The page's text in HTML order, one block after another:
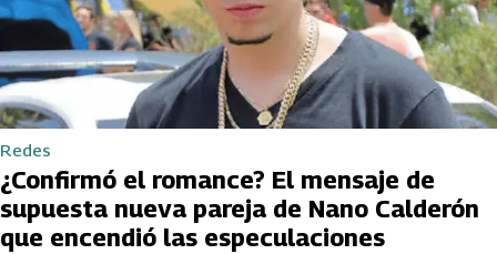
Redes
¿Confirmó el romance? El mensaje de
supuesta nueva pareja de Nano Calderón
que encendió las especulaciones